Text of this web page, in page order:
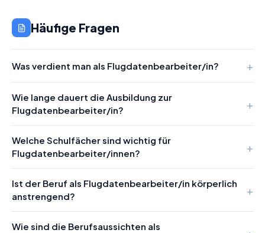
Häufige Fragen
Was verdient man als Flugdatenbearbeiter/in?
Wie lange dauert die Ausbildung zur
Flugdatenbearbeiter/in?
Welche Schulfächer sind wichtig für
Flugdatenbearbeiter/innen?
Ist der Beruf als Flugdatenbearbeiter/in körperlich
anstrengend?
Wie sind die Berufsaussichten als